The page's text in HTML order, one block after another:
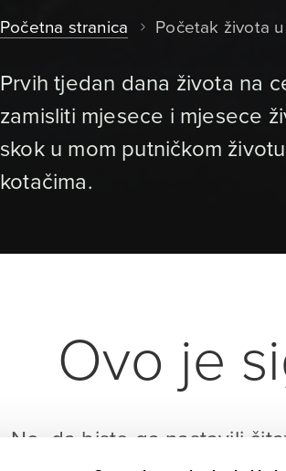
Početna stranica Početak života
Prvih tjedan dana života na
zamisliti mjesece i mjesece
skok u mom putničkom
kotačima.
Ovo je
No, da biste ga nastavili